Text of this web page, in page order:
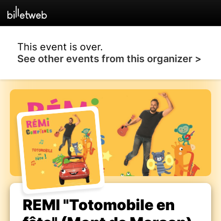
This event is over.
See other events from this organizer >
REMI "Totomobile en